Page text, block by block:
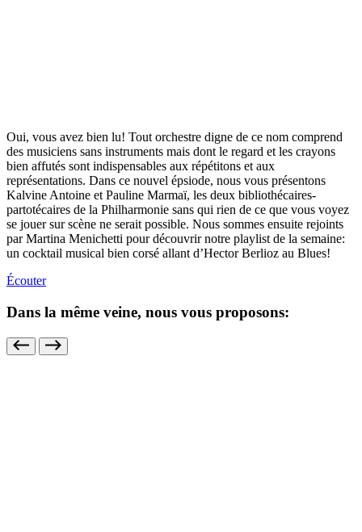
Oui, vous avez bien lu! Tout orchestre digne de ce nom comprend
des musiciens sans instruments mais dont le regard et les crayons
bien affutés sont indispensables aux répétitons et aux
représentations. Dans ce nouvel épsiode, nous vous présentons
Kalvine Antoine et Pauline Marmaï, les deux bibliothécaires-
partotécaires de la Philharmonie sans qui rien de ce que vous voyez
se jouer sur scène ne serait possible. Nous sommes ensuite rejoints
par Martina Menichetti pour découvrir notre playlist de la semaine:
un cocktail musical bien corsé allant d’Hector Berlioz au Blues!
Écouter
Dans la même veine, nous vous proposons: